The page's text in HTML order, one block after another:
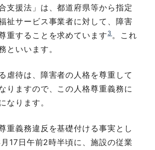
支援法」は、都道府県等から指定
祉サービス事業者に対して、障害
重することを求めています3。これ
といいます。
虐待は、障害者の人格を尊重して
りますので、この人格尊重義務に
なります。
重義務違反を基礎付ける事実とし
17日午前2時半頃に、施設の従業